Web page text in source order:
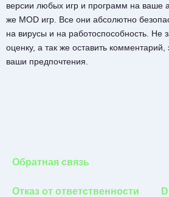
версии любых игр и программ на ваше
же MOD игр. Все они абсолютно
на вирусы и на работоспособность. Не
оценку, а так же оставить
ваши предпочтения.
Обратная связь
Отказ от ответственности